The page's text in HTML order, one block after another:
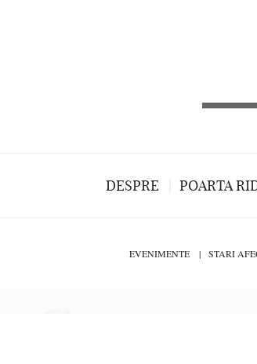
DESPRE POARTA
EVENIMENTE STARI